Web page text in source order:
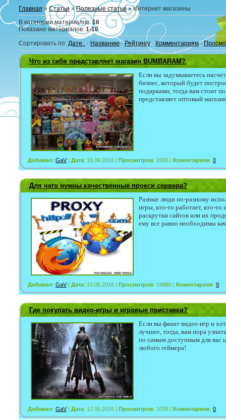
Главная » Статьи »Полезные статьи» Интернет магазины
В категории материалов:16
Показано материалов: 1-10
Сортировать по: Дате · Названию·Рейтингу·Комментариям·
Что из себя представляет магазин BUMBARAM?
Если вы задумываетесь
бизнес, который будет
подарками, тогда вам стоит
представляет оптовый
Добавил: GaV| Дата: 16.09.2016 | Просмотров: 1955 | Коментариев: 0
Для чего нужны качественные прокси сервера?
Разные люди по-разному
игры, кто-то работает, кто-
раскрутки сайтов или их
ему все равно необходимы
Добавил: GaV| Дата: 15.06.2016 | Просмотров: 14880 | Коментариев: 0
Где покупать видео-игры и игровые приставки?
Если вы фанат видео-игр и
лучшее, тогда, вам пора
по самым доступным для вас
любого геймера!
Добавил: GaV| Дата: 12.05.2016 | Просмотров: 1035 | Коментариев: 0